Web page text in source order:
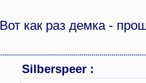
Вот как раз демка -
Silberspeer :